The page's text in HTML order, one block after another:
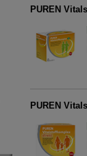
PUREN
PUREN